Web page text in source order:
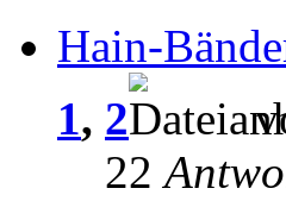
Hain-
1, 2
22